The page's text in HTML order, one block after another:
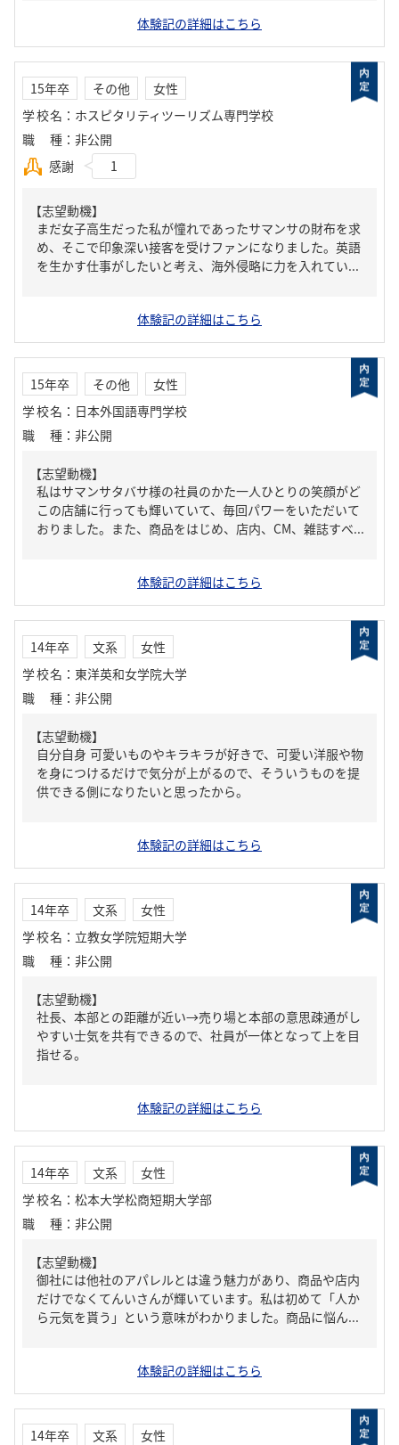
体験記の詳細はこちら
15年卒 その他
女性
学校名 ： ホスピタリティツーリズム専門学校
職種 ： 非公開
感謝
1
【志望動機】
まだ女子高生だった私が憧れであったサマンサの財布を求
め、そこで印象深い接客を受けファンになりました。英語
を生かす仕事がしたいと考え、海外侵略に力を入れてい...
体験記の詳細はこちら
15年卒 その他
女性
学校名 ： 日本外国語専門学校
職種 ： 非公開
【志望動機】
私はサマンサタバサ様の社員のかた一人ひとりの笑顔がど
この店舗に行っても輝いていて、毎回パワーをいただいて
おりました。また、商品をはじめ、店内、CM、雑誌すべ...
体験記の詳細はこちら
14年卒 文系
女性
学校名 ： 東洋英和女学院大学
職種 ： 非公開
【志望動機】
自分自身 可愛いものやキラキラが好きで、可愛い洋服や物
を身につけるだけで気分が上がるので、そういうものを提
供できる側になりたいと思ったから。
体験記の詳細はこちら
14年卒 文系
女性
学校名 ： 立教女学院短期大学
職種 ： 非公開
【志望動機】
社長、本部との距離が近い→売り場と本部の意思疎通がし
やすい士気を共有できるので、社員が一体となって上を目
指せる。
体験記の詳細はこちら
14年卒 文系
女性
学校名 ： 松本大学松商短期大学部
職種 ： 非公開
【志望動機】
御社には他社のアパレルとは違う魅力があり、商品や店内
だけでなくてんいさんが輝いています。私は初めて「人か
ら元気を貰う」という意味がわかりました。商品に悩ん...
体験記の詳細はこちら
14年卒 文系
女性